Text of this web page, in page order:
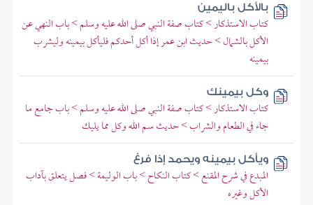
بالأكل باليمين
كتاب الاستذكار > كتاب صفة النبي صلى الله عليه وسلم > باب النهي عن
الأكل بالشمال > حديث ابن عمر إذا أكل أحدكم فليأكل بيمينه وليشرب
بيمينه
وكل بيمينك
كتاب الاستذكار > كتاب صفة النبي صلى الله عليه وسلم > باب جامع ما
جاء في الطعام والشراب > حديث سم الله وكل مما يليك
ويأكل بيمينه ويحمد إذا فرغ
المبدع في شرح المقنع > كتاب النكاح > باب الوليمة > فصل يتعلق بآداب
الأكل وغيره